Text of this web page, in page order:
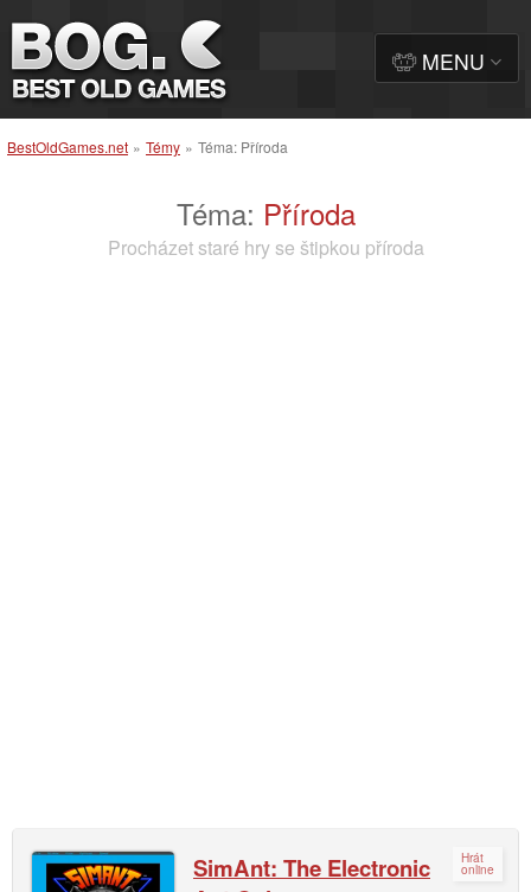
BestOldGames.net » Témy » Téma: Příroda
Téma: Příroda
Procházet staré hry se štipkou příroda
Hrát
online
SimAnt: The Electronic
MENU